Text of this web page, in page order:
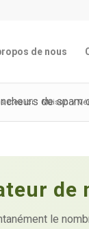
de nous
de spam
êtes ici : Maison /
de
le